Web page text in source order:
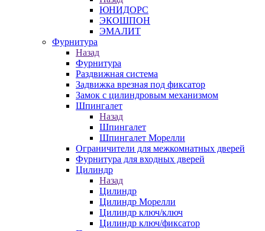
ЮНИДОРС
ЭКОШПОН
ЭМАЛИТ
Фурнитура
Назад
Фурнитура
Раздвижная система
Задвижка врезная под фиксатор
Замок с цилиндровым механизмом
Шпингалет
Назад
Шпингалет
Шпингалет Морелли
Ограничители для межкомнатных дверей
Фурнитура для входных дверей
Цилиндр
Назад
Цилиндр
Цилиндр Морелли
Цилиндр ключ/ключ
Цилиндр ключ/фиксатор